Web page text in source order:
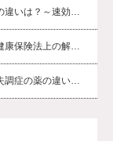
違いは？～速効…
康保険法上の解…
調症の薬の違い…